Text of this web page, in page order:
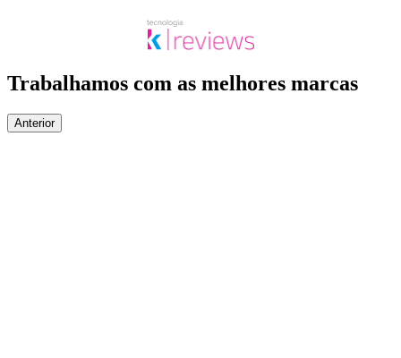
Trabalhamos com as melhores marcas
Anterior